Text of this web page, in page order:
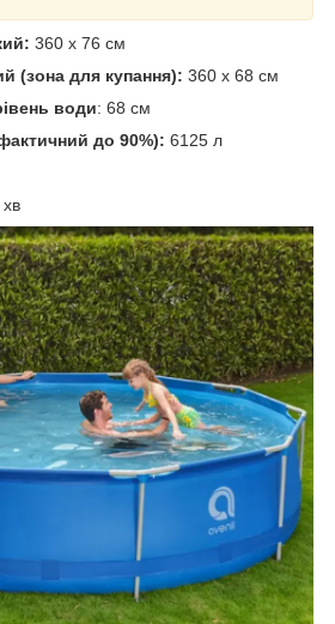
360 x 76 см
(зона для купання): 360 x 68 см
води: 68 см
до 90%): 6125 л